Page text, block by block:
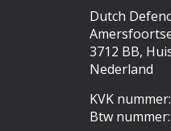
Dutch
3712 BB,
Nederland
KVK
Btw